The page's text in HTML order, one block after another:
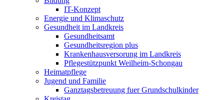
IT-Konzept
Energie und Klimaschutz
Gesundheit im Landkreis
Gesundheitsamt
Gesundheitsregion plus
Krankenhausversorung im Landkreis
Pflegestützpunkt Weilheim-Schongau
Heimatpflege
Jugend und Familie
Ganztagsbetreuung fuer Grundschulkinder